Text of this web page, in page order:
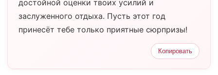
достойной оценки твоих усилий и
заслуженного отдыха. Пусть этот год
принесёт тебе только приятные сюрпризы!
Копировать